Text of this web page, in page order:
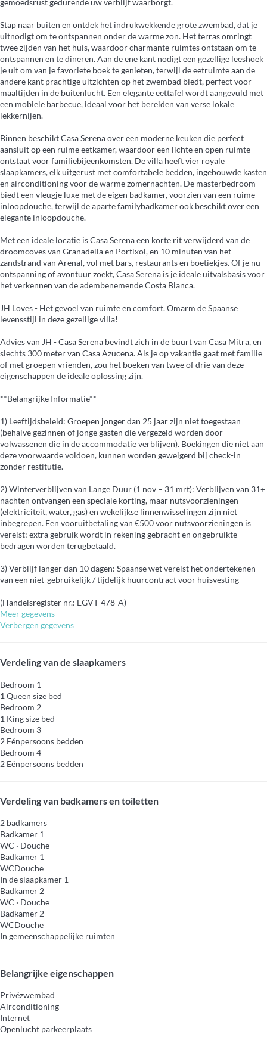
gemoedsrust gedurende uw verblijf waarborgt.
Stap naar buiten en ontdek het indrukwekkende grote zwembad, dat je
uitnodigt om te ontspannen onder de warme zon. Het terras omringt
twee zijden van het huis, waardoor charmante ruimtes ontstaan om te
ontspannen en te dineren. Aan de ene kant nodigt een gezellige leeshoek
je uit om van je favoriete boek te genieten, terwijl de eetruimte aan de
andere kant prachtige uitzichten op het zwembad biedt, perfect voor
maaltijden in de buitenlucht. Een elegante eettafel wordt aangevuld met
een mobiele barbecue, ideaal voor het bereiden van verse lokale
lekkernijen.
Binnen beschikt Casa Serena over een moderne keuken die perfect
aansluit op een ruime eetkamer, waardoor een lichte en open ruimte
ontstaat voor familiebijeenkomsten. De villa heeft vier royale
slaapkamers, elk uitgerust met comfortabele bedden, ingebouwde kasten
en airconditioning voor de warme zomernachten. De masterbedroom
biedt een vleugje luxe met de eigen badkamer, voorzien van een ruime
inloopdouche, terwijl de aparte familybadkamer ook beschikt over een
elegante inloopdouche.
Met een ideale locatie is Casa Serena een korte rit verwijderd van de
droomcoves van Granadella en Portixol, en 10 minuten van het
zandstrand van Arenal, vol met bars, restaurants en boetiekjes. Of je nu
ontspanning of avontuur zoekt, Casa Serena is je ideale uitvalsbasis voor
het verkennen van de adembenemende Costa Blanca.
JH Loves - Het gevoel van ruimte en comfort. Omarm de Spaanse
levensstijl in deze gezellige villa!
Advies van JH - Casa Serena bevindt zich in de buurt van Casa Mitra, en
slechts 300 meter van Casa Azucena. Als je op vakantie gaat met familie
of met groepen vrienden, zou het boeken van twee of drie van deze
eigenschappen de ideale oplossing zijn.
**Belangrijke Informatie**
1) Leeftijdsbeleid: Groepen jonger dan 25 jaar zijn niet toegestaan
(behalve gezinnen of jonge gasten die vergezeld worden door
volwassenen die in de accommodatie verblijven). Boekingen die niet aan
deze voorwaarde voldoen, kunnen worden geweigerd bij check-in
zonder restitutie.
2) Winterverblijven van Lange Duur (1 nov – 31 mrt): Verblijven van 31+
nachten ontvangen een speciale korting, maar nutsvoorzieningen
(elektriciteit, water, gas) en wekelijkse linnenwisselingen zijn niet
inbegrepen. Een vooruitbetaling van €500 voor nutsvoorzieningen is
vereist; extra gebruik wordt in rekening gebracht en ongebruikte
bedragen worden terugbetaald.
3) Verblijf langer dan 10 dagen: Spaanse wet vereist het ondertekenen
van een niet-gebruikelijk / tijdelijk huurcontract voor huisvesting
(Handelsregister nr.: EGVT-478-A)
Meer gegevens
Verbergen gegevens
Verdeling van de slaapkamers
Bedroom 1
1 Queen size bed
Bedroom 2
1 King size bed
Bedroom 3
2 Eénpersoons bedden
Bedroom 4
2 Eénpersoons bedden
Verdeling van badkamers en toiletten
2 badkamers
Badkamer 1
WC · Douche
Badkamer 1
WCDouche
In de slaapkamer 1
Badkamer 2
WC · Douche
Badkamer 2
WCDouche
In gemeenschappelijke ruimten
Belangrijke eigenschappen
Privézwembad
Airconditioning
Internet
Openlucht parkeerplaats